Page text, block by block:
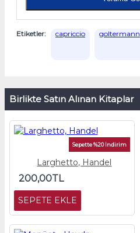
Etiketler: capriccio goltermann
Birlikte Satın Alınan Kitaplar
Sepette %20 İndirim
Larghetto, Handel
200,00TL
SEPETE EKLE